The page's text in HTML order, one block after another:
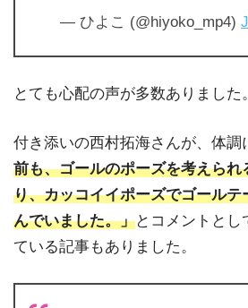
— ひよこ (@hiyoko_mp4)
とても心配の声が多数ありました。
付き添いの西村拓海さんが、体調
前も、ゴールのポーズを考えられ
り、カッコイイポーズでゴールテ
んでいました。」とコメントとし
ている記事もありました。